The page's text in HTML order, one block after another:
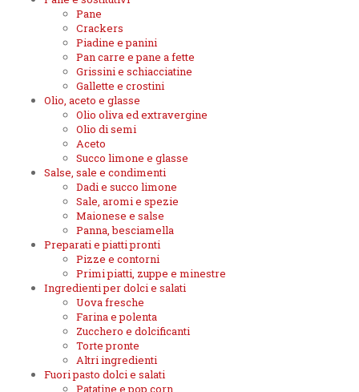
Pane
Crackers
Piadine e panini
Pan carre e pane a fette
Grissini e schiacciatine
Gallette e crostini
Olio, aceto e glasse
Olio oliva ed extravergine
Olio di semi
Aceto
Succo limone e glasse
Salse, sale e condimenti
Dadi e succo limone
Sale, aromi e spezie
Maionese e salse
Panna, besciamella
Preparati e piatti pronti
Pizze e contorni
Primi piatti, zuppe e minestre
Ingredienti per dolci e salati
Uova fresche
Farina e polenta
Zucchero e dolcificanti
Torte pronte
Altri ingredienti
Fuori pasto dolci e salati
Patatine e pop corn